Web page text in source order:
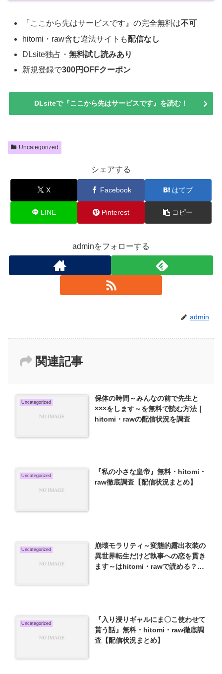
『ここから先はサービスです』の完全無料は不可
hitomi・raw含む違法サイトも配信なし
DLsite独占・無料試し読みあり
新規登録で300円OFFクーポン
DLsiteで『ここから先はサービスです』を読む！
Uncategorized
シェアする
X Facebook はてブ
LINE Pinterest コピー
adminをフォローする
admin
関連記事
Uncategorized
保体の時間～みんなの前で先生と
×××をします～を無料で読む方法｜
hitomi・rawの配信状況を調査
Uncategorized
『私の小さな皇帝』無料・hitomi・
raw徹底調査【配信状況まとめ】
Uncategorized
崩壊モラリティ～変態的露出衣装の
異世界転生だけど執事への恋を貫き
ます～はhitomi・rawで読める？無
Uncategorized
『入り浸りギャルにま〇こ使わせて
貰う話』無料・hitomi・raw徹底調
査【配信状況まとめ】